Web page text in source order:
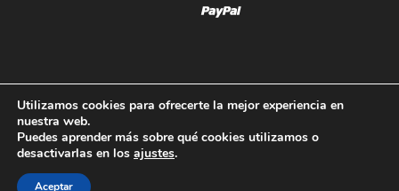
Designed byshowin| Todos los derechos reservados
| Grupo Oter 2025®
Utilizamos cookies para ofrecerte la mejor experiencia en
nuestra web.
Puedes aprender más sobre qué cookies utilizamos o
desactivarlas en los ajustes.
Aceptar